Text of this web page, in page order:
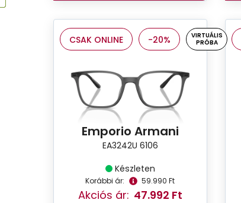
CSAK ONLINE -20%
VIRTUÁLIS
PRÓBA
Emporio Armani
EA3242U 6106
Készleten
Korábbi ár: 59.990 Ft
Akciós ár: 47.992 Ft